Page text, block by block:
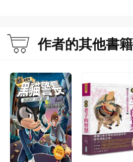
作者的其他書籍